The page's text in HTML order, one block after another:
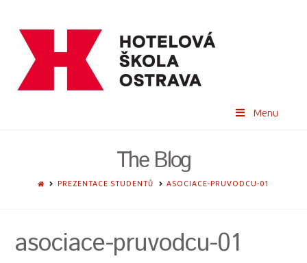
Menu
The Blog
HOMEPREZENTACE STUDENTŮ ASOCIACE-PRUVODCU-01
asociace-pruvodcu-01